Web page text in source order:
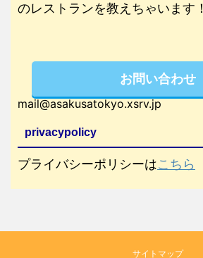
のレストランを教えちゃいます！
お問い合わせ
mail@asakusatokyo.xsrv.jp
privacypolicy
プライバシーポリシーはこちら
サイトマップ